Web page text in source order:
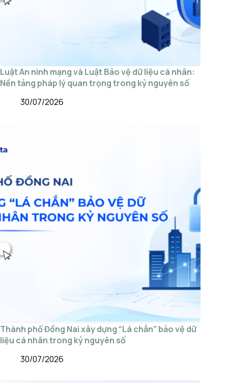
Luật An ninh mạng và Luật Bảo vệ dữ liệu cá nhân:
Nền tảng pháp lý quan trọng trong kỷ nguyên số
30/07/2026
Thành phố Đồng Nai xây dựng “Lá chắn” bảo vệ dữ
liệu cá nhân trong kỷ nguyên số
30/07/2026